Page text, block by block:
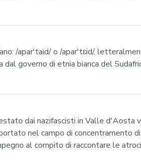
/apar'taid/ o /apar'tɛid/,
governo di etnia bianca del
dai nazifascisti in Valle d'Aosta
nel campo di concentramento
al compito di raccontare le